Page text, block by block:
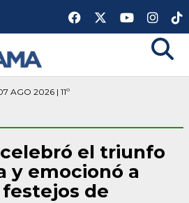
AGO 2026 | 11º
celebró el triunfo
y emocionó a
de